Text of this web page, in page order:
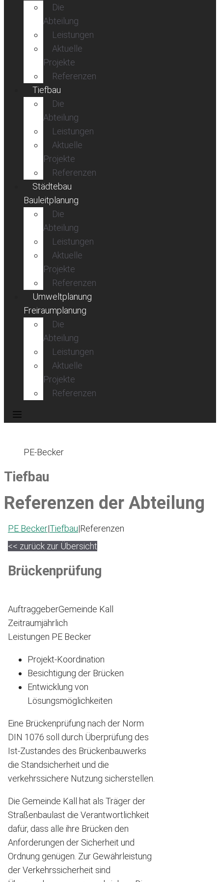
Die
Abteilung
Leistungen
Aktuelle
Projekte
Referenzen
Tiefbau
Die
Abteilung
Leistungen
Aktuelle
Projekte
Referenzen
Städtebau
Bauleitplanung
Die
Abteilung
Leistungen
Aktuelle
Projekte
Referenzen
Umweltplanung
Freiraumplanung
Die
Abteilung
Leistungen
Aktuelle
Projekte
Referenzen
PE-Becker
Tiefbau
Referenzen der Abteilung
PE Becker|Tiefbau|Referenzen
<< zurück zur Übersicht
Brückenprüfung
AuftraggeberGemeinde Kall
Zeitraumjährlich
Leistungen PE Becker
Projekt-Koordination
Besichtigung der Brücken
Entwicklung von
Lösungsmöglichkeiten
Eine Brückenprüfung nach der Norm
DIN 1076 soll durch Überprüfung des
Ist-Zustandes des Brückenbauwerks
die Standsicherheit und die
verkehrssichere Nutzung sicherstellen.
Die Gemeinde Kall hat als Träger der
Straßenbaulast die Verantwortlichkeit
dafür, dass alle ihre Brücken den
Anforderungen der Sicherheit und
Ordnung genügen. Zur Gewährleistung
der Verkehrssicherheit sind